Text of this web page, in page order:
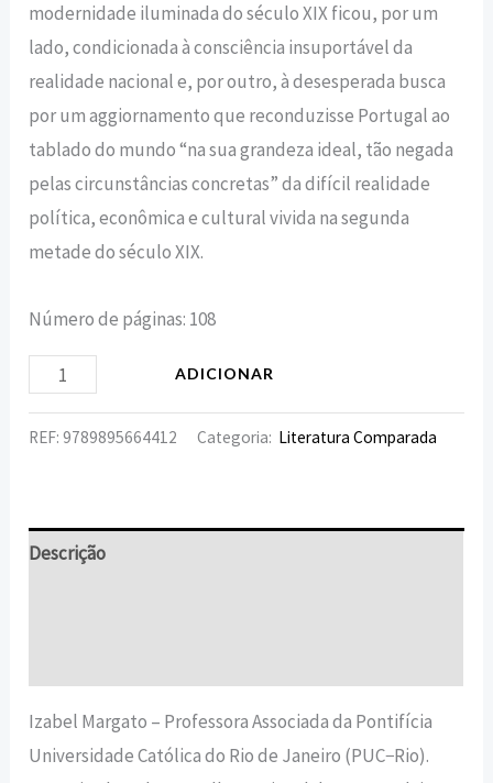
modernidade iluminada do século XIX ficou, por um
lado, condicionada à consciência insuportável da
realidade nacional e, por outro, à desesperada busca
por um aggiornamento que reconduzisse Portugal ao
tablado do mundo “na sua grandeza ideal, tão negada
pelas circunstâncias concretas” da difícil realidade
política, econômica e cultural vivida na segunda
metade do século XIX.
Número de páginas: 108
ADICIONAR
REF:9789895664412 Categoria: Literatura Comparada
Descrição
Izabel Margato – Professora Associada da Pontifícia
Universidade Católica do Rio de Janeiro (PUC−Rio).